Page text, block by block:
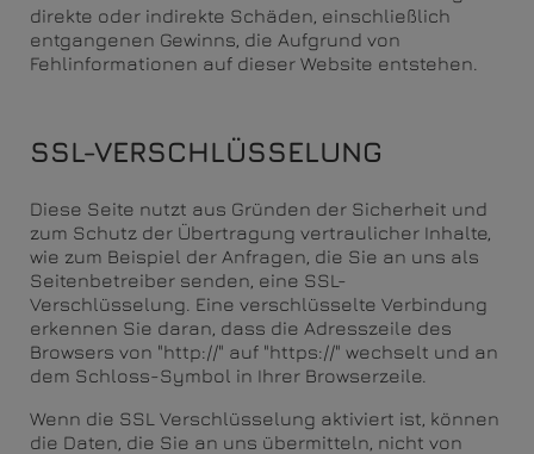
direkte oder indirekte Schäden, einschließlich
entgangenen Gewinns, die Aufgrund von
Fehlinformationen auf dieser Website entstehen.
SSL-VERSCHLÜSSELUNG
Diese Seite nutzt aus Gründen der Sicherheit und
zum Schutz der Übertragung vertraulicher Inhalte,
wie zum Beispiel der Anfragen, die Sie an uns als
Seitenbetreiber senden, eine SSL-
Verschlüsselung. Eine verschlüsselte Verbindung
erkennen Sie daran, dass die Adresszeile des
Browsers von "http://" auf "https://" wechselt und an
dem Schloss-Symbol in Ihrer Browserzeile.
Wenn die SSL Verschlüsselung aktiviert ist, können
die Daten, die Sie an uns übermitteln, nicht von